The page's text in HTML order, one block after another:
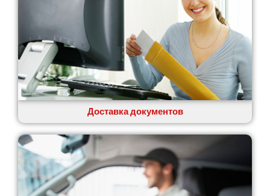
Доставка документов